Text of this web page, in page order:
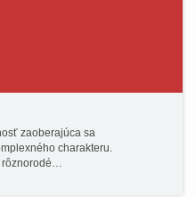
zaoberajúca sa
charakteru.
rôznorodé…